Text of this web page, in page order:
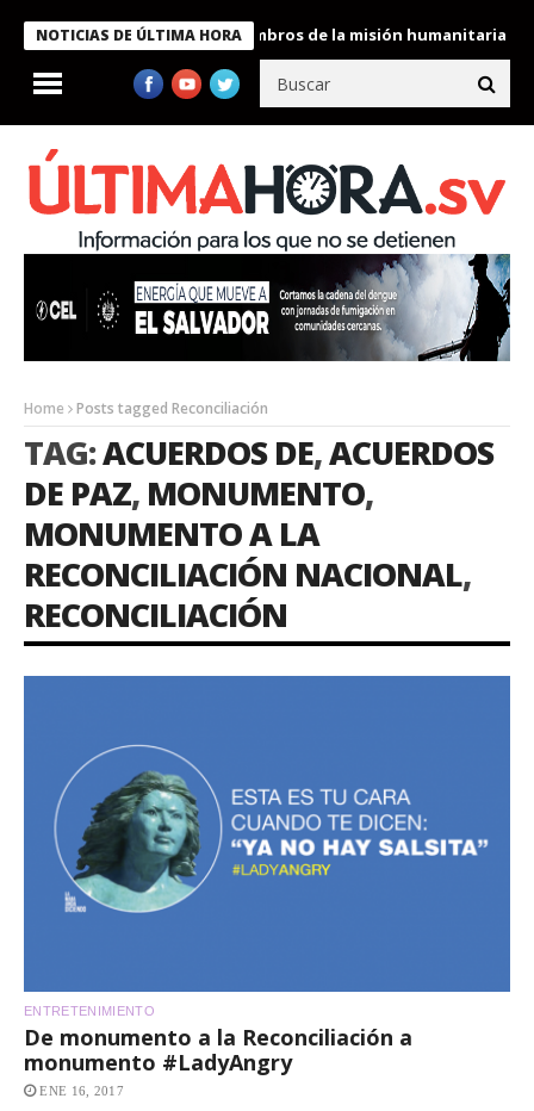
NOTICIAS DE ÚLTIMA HORA
Bukele condecora a miembros de la misión humanitaria
Home Posts tagged Reconciliación
TAG:ACUERDOS DE,ACUERDOS
DE PAZ, MONUMENTO,
MONUMENTO A LA
RECONCILIACIÓN NACIONAL,
RECONCILIACIÓN
ENTRETENIMIENTO
De monumento a la Reconciliación a
monumento #LadyAngry
ENE 16, 2017